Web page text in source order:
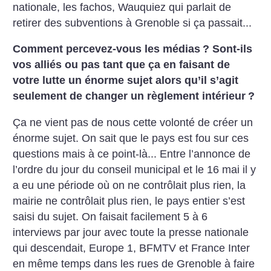
nationale, les fachos, Wauquiez qui parlait de
retirer des subventions à Grenoble si ça passait...
Comment percevez-vous les médias ? Sont-ils
vos alliés ou pas tant que ça en faisant de
votre lutte un énorme sujet alors qu’il s’agit
seulement de changer un règlement intérieur ?
Ça ne vient pas de nous cette volonté de créer un
énorme sujet. On sait que le pays est fou sur ces
questions mais à ce point-là... Entre l’annonce de
l’ordre du jour du conseil municipal et le 16 mai il y
a eu une période où on ne contrôlait plus rien, la
mairie ne contrôlait plus rien, le pays entier s’est
saisi du sujet. On faisait facilement 5 à 6
interviews par jour avec toute la presse nationale
qui descendait, Europe 1, BFMTV et France Inter
en même temps dans les rues de Grenoble à faire